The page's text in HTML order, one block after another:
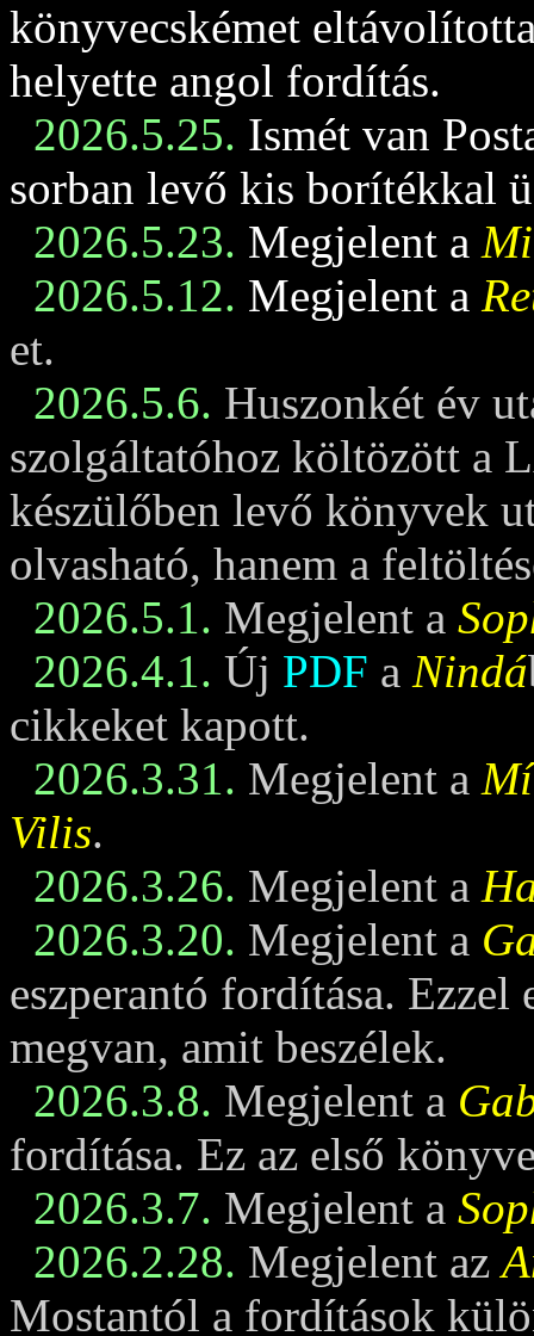
könyvecskémet
helyette angol fordítás.
2026.5.25. Ismét van
sorban levő kis borítékkal
2026.5.23. Megjelent a
2026.5.12. Megjelent a
et.
2026.5.6. Huszonkét év
szolgáltatóhoz költözött a
készülőben levő könyvek
olvasható, hanem a
2026.5.1. Megjelent a
2026.4.1. Új PDF a Nindá
cikkeket kapott.
2026.3.31. Megjelent a
Vilis.
2026.3.26. Megjelent a
2026.3.20. Megjelent a
eszperantó fordítása. Ezzel
megvan, amit beszélek.
2026.3.8. Megjelent a
fordítása. Ez az első
2026.3.7. Megjelent a
2026.2.28. Megjelent az
Mostantól a fordítások